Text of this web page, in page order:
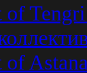
Tengri